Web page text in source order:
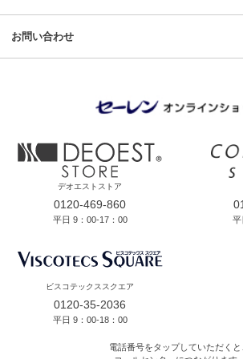
お問い合わせ
デオエストストア
0120-469-860
平日 9：00-17：00 平
ビスコテックススクエア
0120-35-2036
平日 9：00-18：00
電話番号をタップしていただくと